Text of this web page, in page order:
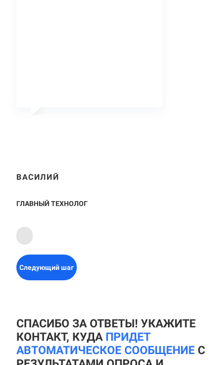
ВАСИЛИЙ
ГЛАВНЫЙ ТЕХНОЛОГ
Следующий шаг
СПАСИБО ЗА ОТВЕТЫ! УКАЖИТЕ
КОНТАКТ, КУДА ПРИДЕТ
АВТОМАТИЧЕСКОЕ СООБЩЕНИЕ С